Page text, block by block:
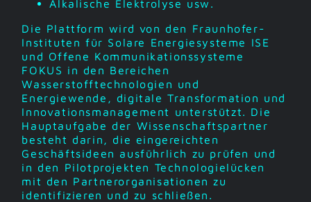
Alkalische Elektrolyse usw.
Die Plattform wird von den Fraunhofer-
Instituten für Solare Energiesysteme ISE
und Offene Kommunikationssysteme
FOKUS in den Bereichen
Wasserstofftechnologien und
Energiewende, digitale Transformation und
Innovationsmanagement unterstützt. Die
Hauptaufgabe der Wissenschaftspartner
besteht darin, die eingereichten
Geschäftsideen ausführlich zu prüfen und
in den Pilotprojekten Technologielücken
mit den Partnerorganisationen zu
identifizieren und zu schließen.